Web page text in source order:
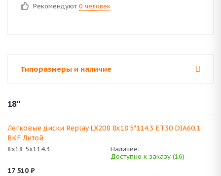
Рекомендуют 0 человек
Типоразмеры и наличие
18''
Легковые диски Replay LX208 8x18 5*114.3 ET30 DIA60.1
BKF Литой
8x18 5x114.3
Наличие:
Доступно к заказу (16)
17 510 ₽